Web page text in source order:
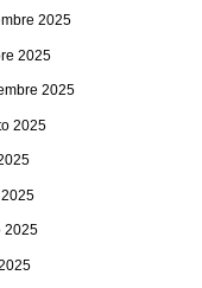
2025
2025
2025
2025
2025